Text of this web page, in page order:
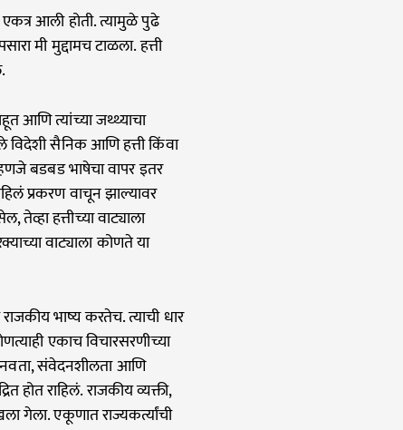
आली होती. त्यामुळे पुढे
मी मुद्दामच टाळला. हत्ती
आणि त्यांच्या जथ्थ्याचा
विदेशी सैनिक आणि हत्ती किंवा
बडबड भाषेचा वापर इतर
प्रकरण वाचून झाल्यावर
हत्तीच्या वाट्याला
वाट्याला कोणते या
राजकीय भाष्य करतेच. त्याची धार
एकाच विचारसरणीच्या
संवेदनशीलता आणि
होत राहिलं. राजकीय व्यक्ती,
गेला. एकूणात राज्यकर्त्यांची